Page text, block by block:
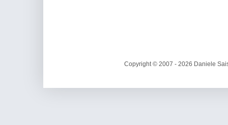
Copyright © 2007 - 2026 Daniele